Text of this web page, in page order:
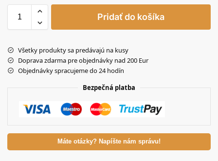
Pridať do košíka
Všetky produkty sa predávajú na kusy
Doprava zdarma pre objednávky nad 200 Eur
Objednávky spracujeme do 24 hodín
Bezpečná platba
Máte otázky? Napíšte nám správu!